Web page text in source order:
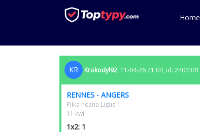
Home
KR Krokodyl92, 11-04-26 21:04, id: 2404301
RENNES - ANGERS
Piłka nożna Ligue 1
11 kwi
1x2: 1